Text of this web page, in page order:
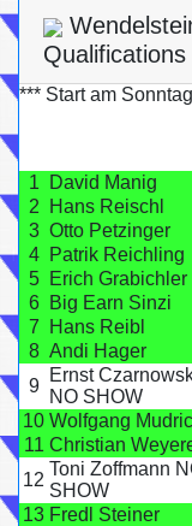
*** Start am
1
David Manig
2
Hans Reischl
3 Otto Petzinger
4
Patrik Reichling
5
Erich Grabichler
6
Big Earn Sinzi
7
Hans Reibl
8 Andi Hager
9
Ernst
NO SHOW
10 Wolfgang
11 Christian
12
Toni Zoffmann
SHOW
13 Fredl Steiner